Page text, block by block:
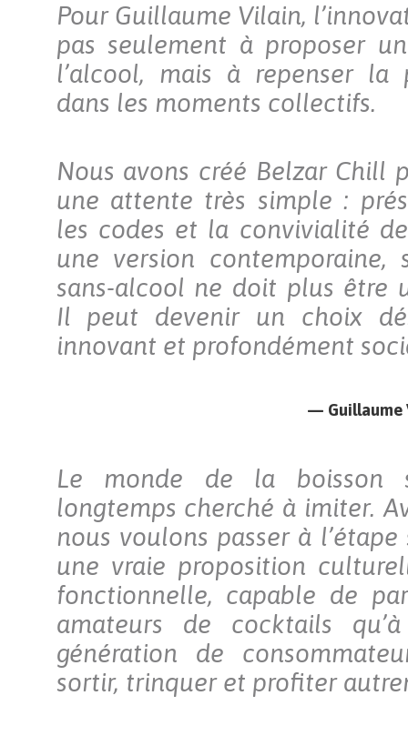
Pour Guillaume Vilain,
pas seulement à proposer
l’alcool, mais à repenser la
dans les moments collectifs.
Nous avons créé Belzar Chill
une attente très simple :
les codes et la convivialité
une version contemporaine,
sans-alcool ne doit plus être
Il peut devenir un choix
innovant et profondément
— Guillaume
Le monde de la boisson
longtemps cherché à imiter.
nous voulons passer à
une vraie proposition
fonctionnelle, capable de
amateurs de cocktails
génération de
sortir, trinquer et profiter